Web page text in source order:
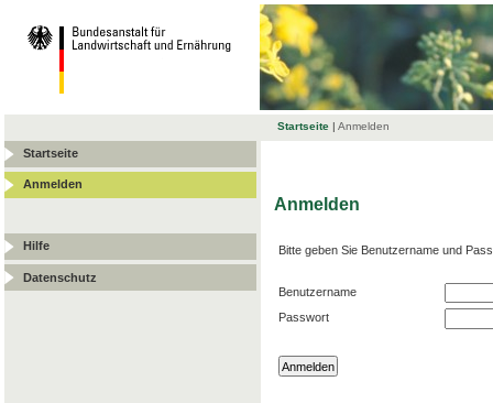
Startseite | Anmelden
Startseite
Anmelden
Hilfe
Datenschutz
Anmelden
Bitte geben Sie Benutzername und
Benutzername
Passwort